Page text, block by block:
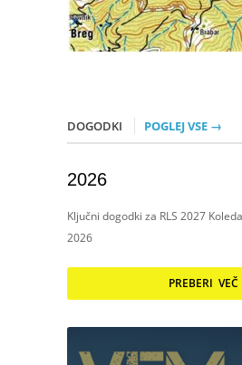
DOGODKI POGLEJ VSE →
2026
Ključni dogodki za RLS 2027
2026
PREBERI VEČ